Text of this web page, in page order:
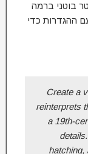
בוטני ברמה
ההגדרות כדי
Create a
reinterprets
a 19th-
hatching,